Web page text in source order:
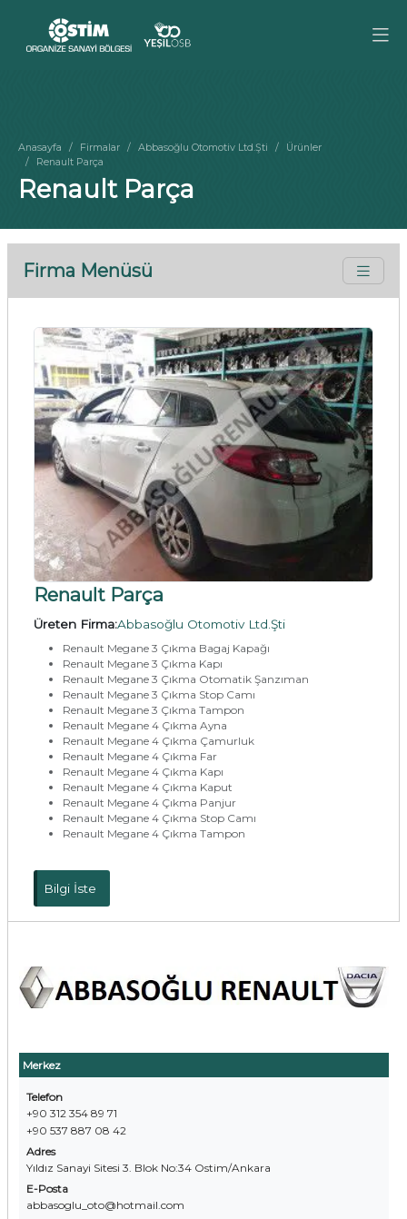
Anasayfa Firmalar Abbasoğlu Otomotiv Ltd.Şti
Ürünler
Renault Parça
Renault Parça
Firma Menüsü
Merkez
Telefon
+90 312 354 89 71
+90 537 887 08 42
Adres
Yıldız Sanayi Sitesi 3. Blok No:34 Ostim/Ankara
E-Posta
abbasoglu_oto@hotmail.com
Renault Parça
Üreten Firma:Abbasoğlu Otomotiv Ltd.Şti
Renault Megane 3 Çıkma Bagaj Kapağı
Renault Megane 3 Çıkma Kapı
Renault Megane 3 Çıkma Otomatik Şanzıman
Renault Megane 3 Çıkma Stop Camı
Renault Megane 3 Çıkma Tampon
Renault Megane 4 Çıkma Ayna
Renault Megane 4 Çıkma Çamurluk
Renault Megane 4 Çıkma Far
Renault Megane 4 Çıkma Kapı
Renault Megane 4 Çıkma Kaput
Renault Megane 4 Çıkma Panjur
Renault Megane 4 Çıkma Stop Camı
Renault Megane 4 Çıkma Tampon
Bilgi İste